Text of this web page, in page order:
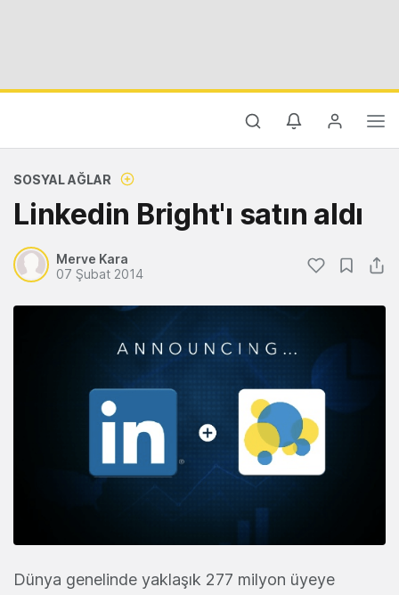
SOSYAL AĞLAR
Linkedin Bright'ı satın aldı
Merve Kara
07 Şubat 2014
Dünya genelinde yaklaşık 277 milyon üyeye